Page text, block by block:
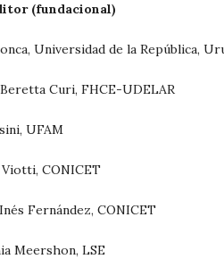
(fundacional)
Universidad de la República,
Curi, FHCE-UDELAR
UFAM
CONICET
Fernández, CONICET
Meershon, LSE